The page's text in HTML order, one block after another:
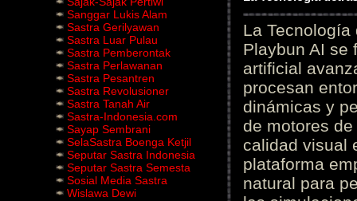
Sanggar Lukis Alam
Sastra Gerilyawan
Sastra Luar Pulau
Sastra Pemberontak
Sastra Perlawanan
Sastra Pesantren
Sastra Revolusioner
Sastra Tanah Air
Sastra-Indonesia.com
Sayap Sembrani
SelaSastra Boenga Ketjil
Seputar Sastra Indonesia
Seputar Sastra Semesta
Sosial Media Sastra
Wislawa Dewi
La
Playbun AI se
artificial
procesan
dinámicas y
de motores
calidad visual
plataforma
natural para